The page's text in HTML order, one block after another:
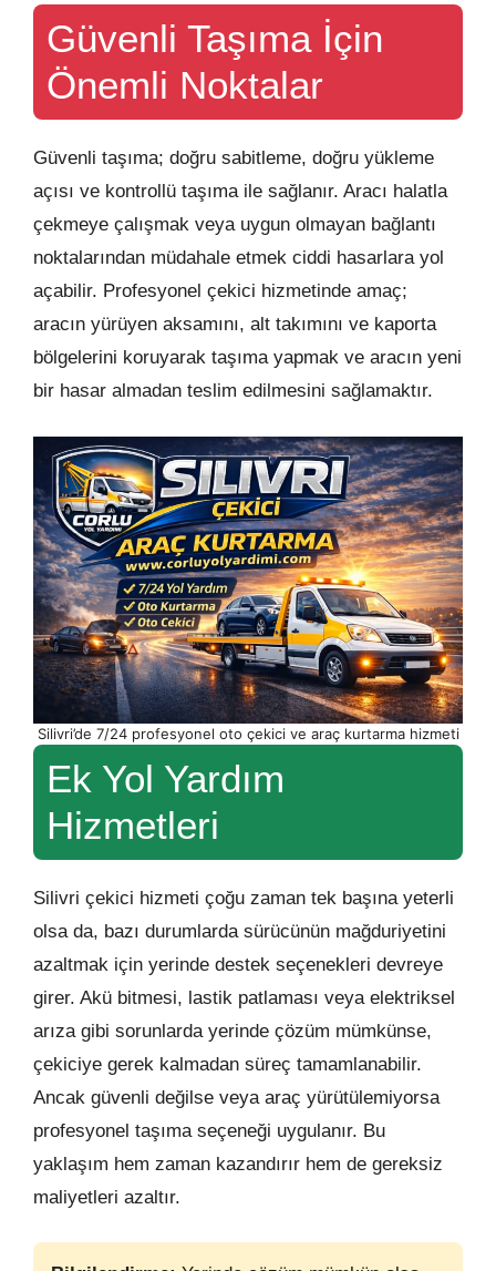
Güvenli Taşıma İçin
Önemli Noktalar
Güvenli taşıma; doğru sabitleme, doğru yükleme
açısı ve kontrollü taşıma ile sağlanır. Aracı halatla
çekmeye çalışmak veya uygun olmayan bağlantı
noktalarından müdahale etmek ciddi hasarlara yol
açabilir. Profesyonel çekici hizmetinde amaç;
aracın yürüyen aksamını, alt takımını ve kaporta
bölgelerini koruyarak taşıma yapmak ve aracın yeni
bir hasar almadan teslim edilmesini sağlamaktır.
Silivri’de 7/24 profesyonel oto çekici ve araç kurtarma hizmeti
Ek Yol Yardım
Hizmetleri
Silivri çekici hizmeti çoğu zaman tek başına yeterli
olsa da, bazı durumlarda sürücünün mağduriyetini
azaltmak için yerinde destek seçenekleri devreye
girer. Akü bitmesi, lastik patlaması veya elektriksel
arıza gibi sorunlarda yerinde çözüm mümkünse,
çekiciye gerek kalmadan süreç tamamlanabilir.
Ancak güvenli değilse veya araç yürütülemiyorsa
profesyonel taşıma seçeneği uygulanır. Bu
yaklaşım hem zaman kazandırır hem de gereksiz
maliyetleri azaltır.